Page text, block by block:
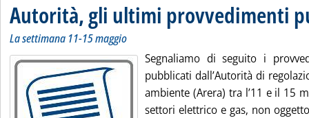
Autorità, gli ultimi provvedimenti
La settimana 11-15 maggio
Segnaliamo di seguito i
pubblicati dall’Autorità di
ambiente (Arera) tra l’11 e il 15
settori elettrico e gas, non